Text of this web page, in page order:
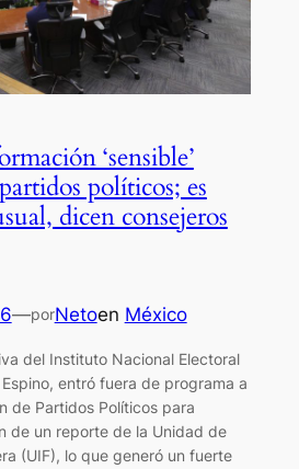
‘sensible’
políticos; es
dicen consejeros
—porNetoen México
del Instituto Nacional Electoral
entró fuera de programa a
de Partidos Políticos para
de un reporte de la Unidad de
(UIF), lo que generó un fuerte